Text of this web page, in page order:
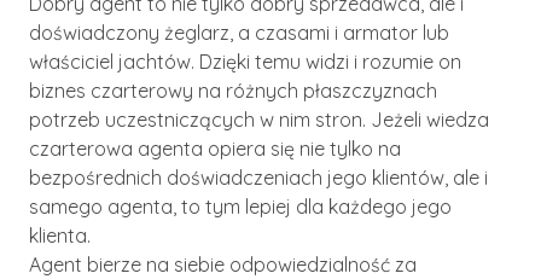
doświadczony żeglarz, a czasami i armator lub
właściciel jachtów. Dzięki temu widzi i rozumie on
biznes czarterowy na różnych płaszczyznach
potrzeb uczestniczących w nim stron. Jeżeli wiedza
czarterowa agenta opiera się nie tylko na
bezpośrednich doświadczeniach jego klientów, ale i
samego agenta, to tym lepiej dla każdego jego
klienta.
Agent bierze na siebie odpowiedzialność za